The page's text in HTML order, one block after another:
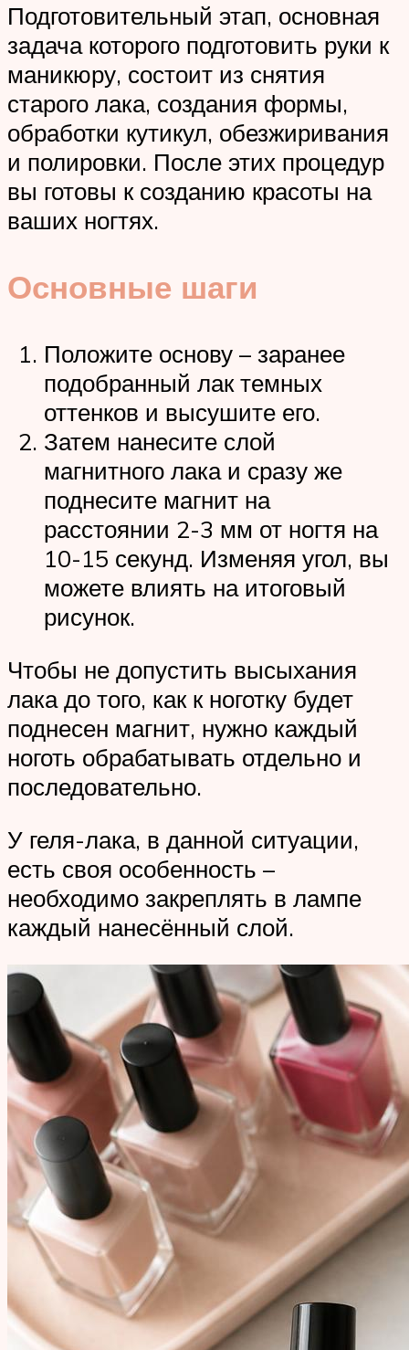
Подготовительный этап, основная
задача которого подготовить руки к
маникюру, состоит из снятия
старого лака, создания формы,
обработки кутикул, обезжиривания
и полировки. После этих процедур
вы готовы к созданию красоты на
ваших ногтях.
Основные шаги
Положите основу – заранее
подобранный лак темных
оттенков и высушите его.
Затем нанесите слой
магнитного лака и сразу же
поднесите магнит на
расстоянии 2-3 мм от ногтя на
10-15 секунд. Изменяя угол, вы
можете влиять на итоговый
рисунок.
Чтобы не допустить высыхания
лака до того, как к ноготку будет
поднесен магнит, нужно каждый
ноготь обрабатывать отдельно и
последовательно.
У геля-лака, в данной ситуации,
есть своя особенность –
необходимо закреплять в лампе
каждый нанесённый слой.